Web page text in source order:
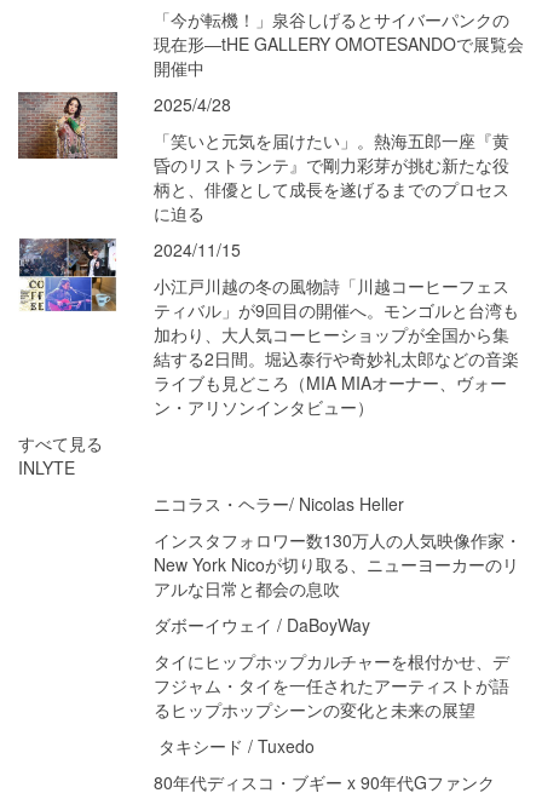
「今が転機！」泉谷しげるとサイバーパンクの
現在形―tHE GALLERY OMOTESANDOで展覧会
開催中
2025/4/28
「笑いと元気を届けたい」。熱海五郎一座『黄
昏のリストランテ』で剛力彩芽が挑む新たな役
柄と、俳優として成長を遂げるまでのプロセス
に迫る
2024/11/15
小江戸川越の冬の風物詩「川越コーヒーフェス
ティバル」が9回目の開催へ。モンゴルと台湾も
加わり、大人気コーヒーショップが全国から集
結する2日間。堀込泰行や奇妙礼太郎などの音楽
ライブも見どころ（MIA MIAオーナー、ヴォー
ン・アリソンインタビュー）
すべて見る
INLYTE
ニコラス・ヘラー/ Nicolas Heller
インスタフォロワー数130万人の人気映像作家・
New York Nicoが切り取る、ニューヨーカーのリ
アルな日常と都会の息吹
ダボーイウェイ / DaBoyWay
タイにヒップホップカルチャーを根付かせ、デ
フジャム・タイを一任されたアーティストが語
るヒップホップシーンの変化と未来の展望
タキシード / Tuxedo
80年代ディスコ・ブギー x 90年代Gファンク